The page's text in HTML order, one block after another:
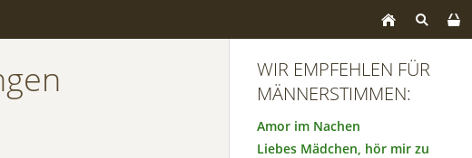
WIR EMPFEHLEN FÜR
MÄNNERSTIMMEN:
Amor im Nachen
Liebes Mädchen, hör mir zu